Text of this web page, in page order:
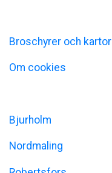
Broschyrer och kartor
Om cookies
Bjurholm
Nordmaling